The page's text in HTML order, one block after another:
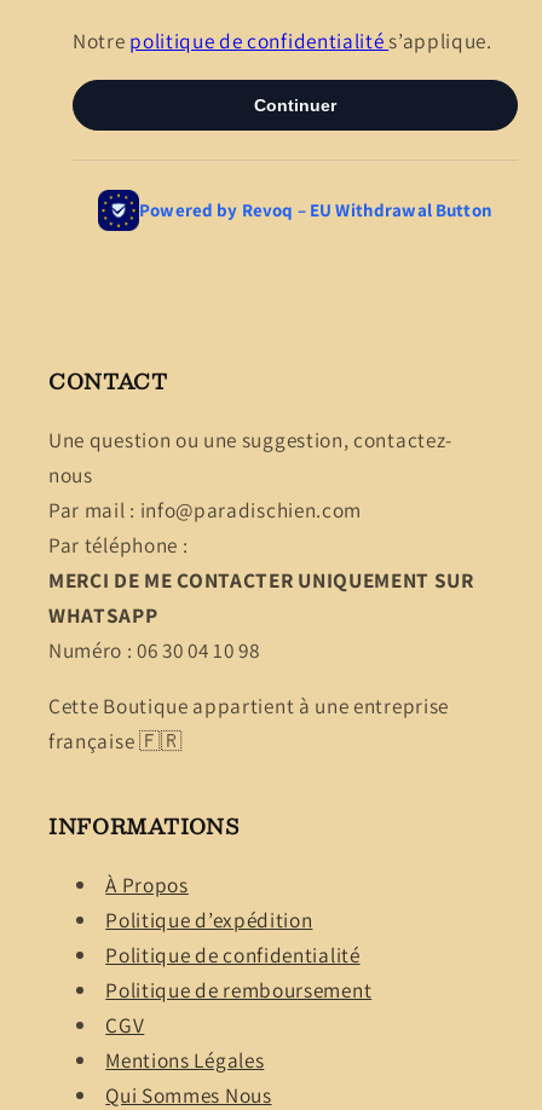
CONTACT
Une question ou une suggestion, contactez-
nous
Par mail : info@paradischien.com
Par téléphone :
MERCI DE ME CONTACTER UNIQUEMENT SUR
WHATSAPP
Numéro : 06 30 04 10 98
Cette Boutique appartient à une entreprise
française 🇫🇷
INFORMATIONS
À Propos
Politique d’expédition
Politique de confidentialité
Politique de remboursement
CGV
Mentions Légales
Qui Sommes Nous